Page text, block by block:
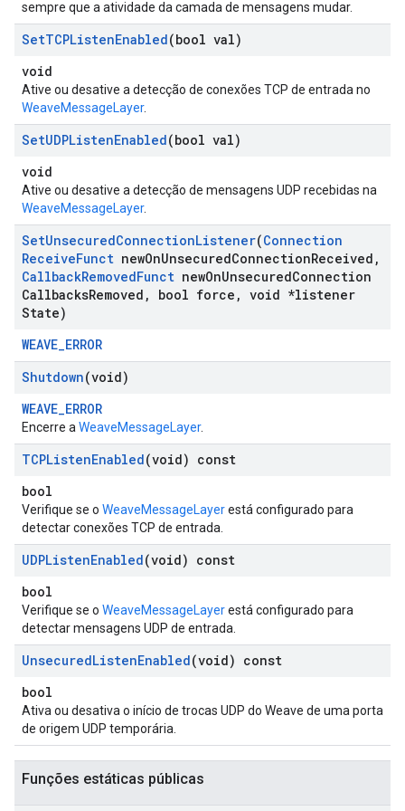
sempre que a atividade da camada de mensagens mudar.
SetTCPListenEnabled(bool val)
void
Ative ou desative a detecção de conexões TCP de entrada no
WeaveMessageLayer.
SetUDPListenEnabled(bool val)
void
Ative ou desative a detecção de mensagens UDP recebidas na
WeaveMessageLayer.
SetUnsecuredConnectionListener(Connection
ReceiveFunct newOnUnsecuredConnectionReceived ,
CallbackRemovedFunct newOnUnsecuredConnection
CallbacksRemoved , bool force , void *listener
State)
WEAVE_ERROR
Shutdown(void)
WEAVE_ERROR
Encerre a WeaveMessageLayer.
TCPListenEnabled(void) const
bool
Verifique se o WeaveMessageLayerestá configurado para
detectar conexões TCP de entrada.
UDPListenEnabled(void) const
bool
Verifique se o WeaveMessageLayerestá configurado para
detectar mensagens UDP de entrada.
UnsecuredListenEnabled(void) const
bool
Ativa ou desativa o início de trocas UDP do Weave de uma porta
de origem UDP temporária.
Funções estáticas públicas